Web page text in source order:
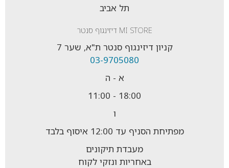
תל אביב
MI STORE דיזינגוף סנטר
קניון דיזינגוף סנטר ת"א, שער 7
03-9705080
א - ה
18:00 - 11:00
ו
מפתיחת הסניף עד 12:00 איסוף בלבד
מעבדת תיקונים
באחריות ונזקי לקוח